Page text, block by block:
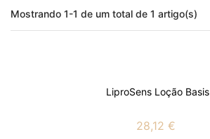
Mostrando 1-1 de um total de 1 artigo(s)
LiproSens Loção Basis
Preço
28,12 €